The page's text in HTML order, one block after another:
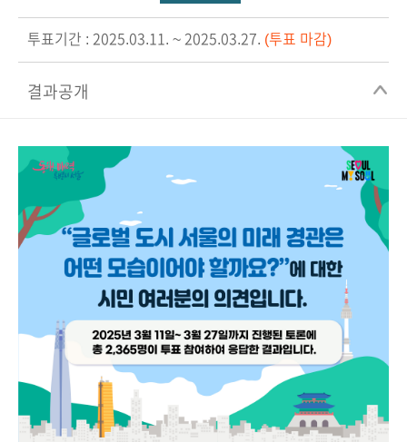
투표기간 : 2025.03.11. ~ 2025.03.27. (투표 마감)
결과공개